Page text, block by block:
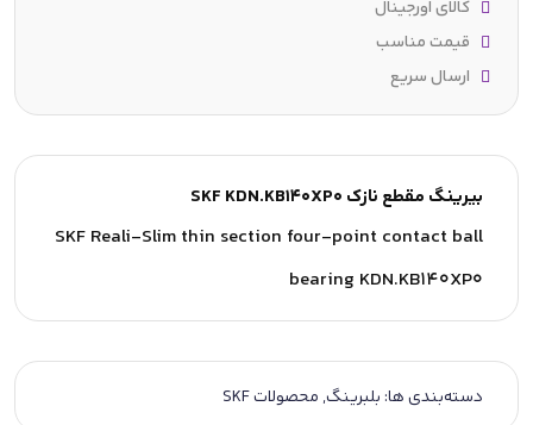
بیرینگ مقطع نازک SKF KDN.KB140XP0
SKF Reali-Slim thin section four-point contact ball
bearing KDN.KB140XP0
دسته‌بندی ها: بلبرینگ,محصولات SKF
کالای اورجینال
قیمت مناسب
ارسال سریع